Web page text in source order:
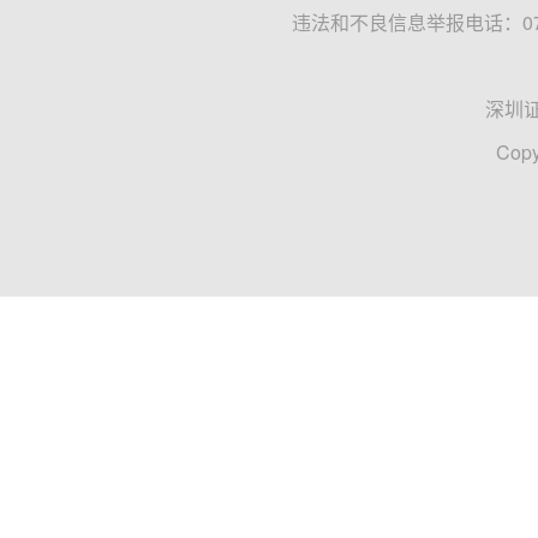
违法和不良信息举报电话：
深圳